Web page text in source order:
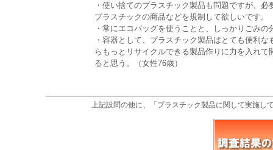
・使い捨てのプラスチック製品も問題ですが、
プラスチックの商品などを規制して欲しいです。
・常にエコバッグを使うことと、しっかりごみ
・容器として、プラスチック製品はとても便利
らもっとリサイクルできる製品作りに力を入れ
ると思う。（女性76歳）
上記設問の他に、「プラスチック製品に関して実施し